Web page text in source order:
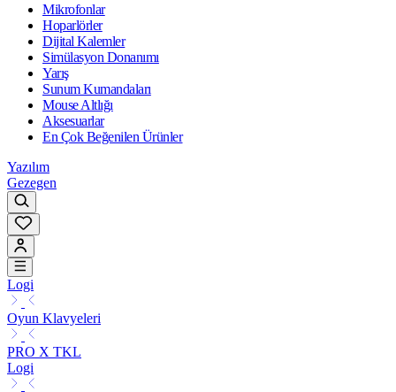
Mikrofonlar
Hoparlörler
Dijital Kalemler
Simülasyon Donanımı
Yarış
Sunum Kumandaları
Mouse Altlığı
Aksesuarlar
En Çok Beğenilen Ürünler
Yazılım
Gezegen
Logi
Oyun Klavyeleri
PRO X TKL
Logi